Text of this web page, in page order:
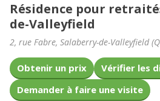
Résidence pour
de-Valleyfield
2, rue Fabre, Salaberry-de-Valleyfield(
Obtenir un prix
Vérifier les
Demander à faire une visite